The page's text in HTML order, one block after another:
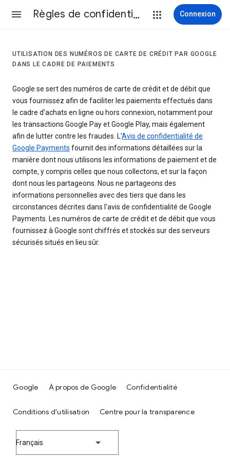
Règles de confidentialité et conditions d’utilisation Connexion
UTILISATION DES NUMÉROS DE CARTE DE CRÉDIT PAR GOOGLE
DANS LE CADRE DE PAIEMENTS
Google se sert des numéros de carte de crédit et de débit que
vous fournissez afin de faciliter les paiements effectués dans
le cadre d'achats en ligne ou hors connexion, notamment pour
les transactions Google Pay et Google Play, mais également
afin de lutter contre les fraudes. L'Avis de confidentialité de
Google Payments fournit des informations détaillées sur la
manière dont nous utilisons les informations de paiement et de
compte, y compris celles que nous collectons, et sur la façon
dont nous les partageons. Nous ne partageons des
informations personnelles avec des tiers que dans les
circonstances décrites dans l'avis de confidentialité de Google
Payments. Les numéros de carte de crédit et de débit que vous
fournissez à Google sont chiffrés et stockés sur des serveurs
sécurisés situés en lieu sûr.
Google À propos de Google Confidentialité
Conditions d'utilisation Centre pour la transparence
Français